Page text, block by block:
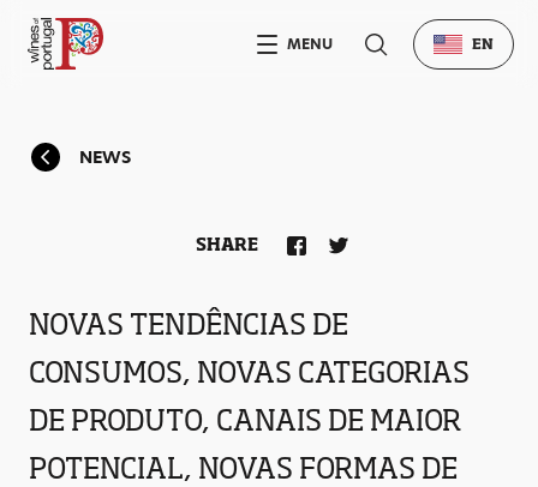
NEWS
NOVAS TENDÊNCIAS DE
CONSUMOS, NOVAS CATEGORIAS
DE PRODUTO, CANAIS DE MAIOR
POTENCIAL, NOVAS FORMAS DE
SHARE
MENU EN